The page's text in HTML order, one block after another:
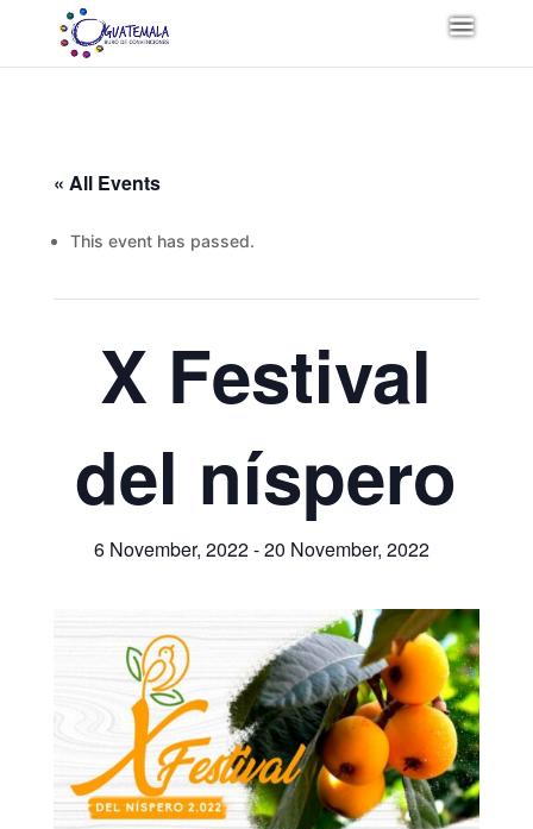
« All Events
This event has passed.
X Festival
del níspero
6 November, 2022-20 November, 2022